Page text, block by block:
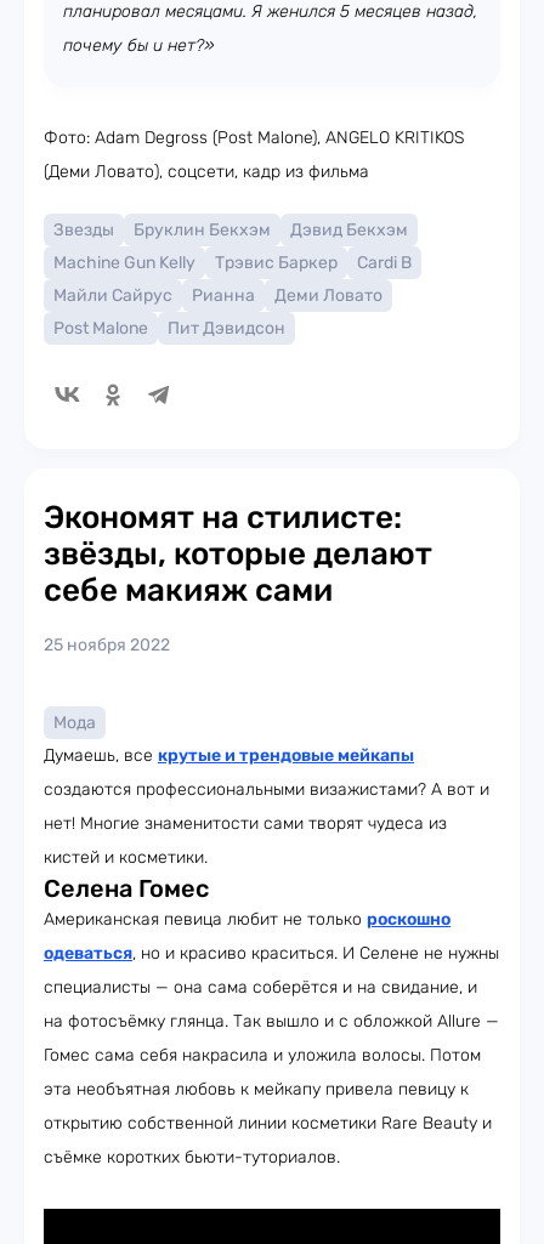
планировал месяцами. Я женился 5 месяцев назад,
почему бы и нет?»
Фото: Adam Degross (Post Malone), ANGELO KRITIKOS
(Деми Ловато), соцсети, кадр из фильма
Звезды Бруклин Бекхэм
Дэвид Бекхэм
Machine Gun Kelly
Трэвис Баркер
Cardi B
Майли Сайрус
Рианна
Деми Ловато
Post Malone
Пит Дэвидсон
Экономят на стилисте:
звёзды, которые делают
себе макияж сами
25 ноября 2022
Мода
Думаешь, все крутые и трендовые мейкапы
создаются профессиональными визажистами? А вот и
нет! Многие знаменитости сами творят чудеса из
кистей и косметики.
Селена Гомес
Американская певица любит не только роскошно
одеваться, но и красиво краситься. И Селене не нужны
специалисты — она сама соберётся и на свидание, и
на фотосъёмку глянца. Так вышло и с обложкой Allure —
Гомес сама себя накрасила и уложила волосы. Потом
эта необъятная любовь к мейкапу привела певицу к
открытию собственной линии косметики Rare Beauty и
съёмке коротких бьюти-туториалов.